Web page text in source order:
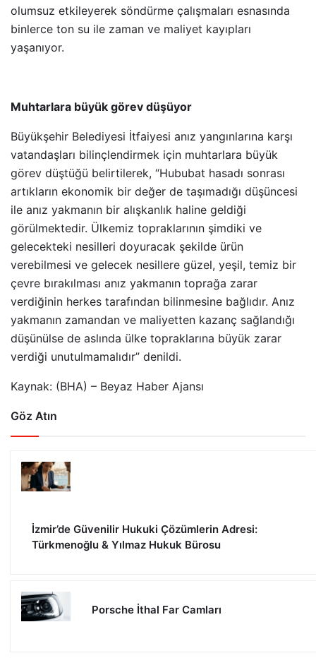
olumsuz etkileyerek söndürme çalışmaları esnasında
binlerce ton su ile zaman ve maliyet kayıpları
yaşanıyor.
Muhtarlara büyük görev düşüyor
Büyükşehir Belediyesi İtfaiyesi anız yangınlarına karşı
vatandaşları bilinçlendirmek için muhtarlara büyük
görev düştüğü belirtilerek, “Hububat hasadı sonrası
artıkların ekonomik bir değer de taşımadığı düşüncesi
ile anız yakmanın bir alışkanlık haline geldiği
görülmektedir. Ülkemiz topraklarının şimdiki ve
gelecekteki nesilleri doyuracak şekilde ürün
verebilmesi ve gelecek nesillere güzel, yeşil, temiz bir
çevre bırakılması anız yakmanın toprağa zarar
verdiğinin herkes tarafından bilinmesine bağlıdır. Anız
yakmanın zamandan ve maliyetten kazanç sağlandığı
düşünülse de aslında ülke topraklarına büyük zarar
verdiği unutulmamalıdır” denildi.
Kaynak: (BHA) – Beyaz Haber Ajansı
Göz Atın
İzmir’de Güvenilir Hukuki Çözümlerin Adresi:
Türkmenoğlu & Yılmaz Hukuk Bürosu
Porsche İthal Far Camları